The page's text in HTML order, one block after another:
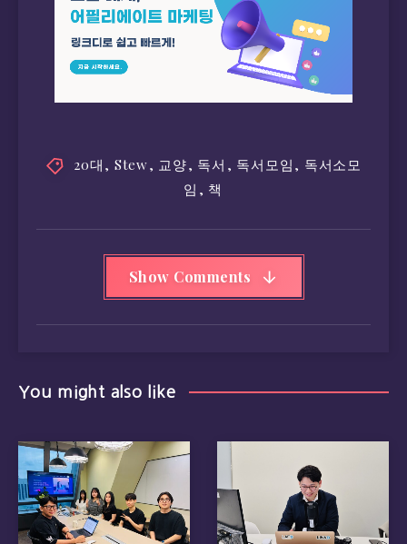
독서모임, 독서소모
임,책
Show Comments
[국민대] 2026년도 캡스톤 디
자인 금상…AI를 활용한 인플루
[라프디 창업기 #44] 창업 2주
년 회고